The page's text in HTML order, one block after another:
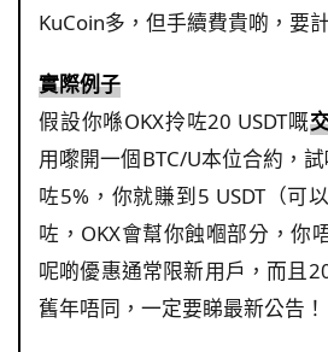
KuCoin多，但手續費貴啲，要
實際例子
假設你喺OKX拎咗20 USDT嘅
用嚟開一個BTC/U本位合約，
咗5%，你就賺到5 USDT（可
咗，OKX會幫你蝕嗰部分，你
呢啲優惠通常限新用戶，而且
舊年唔同，一定要睇最新公告！